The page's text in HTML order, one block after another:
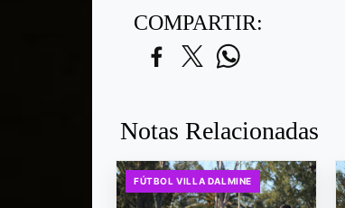
COMPARTIR:
Notas Relacionadas
FÚTBOL VILLA DALMINE